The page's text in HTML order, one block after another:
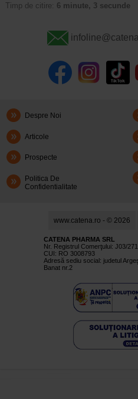
Timp de citire: 6 minute, 3 secunde
Despre Noi
Articole
Prospecte
Politica De
Confidentialitate
www.catena.ro - © 2026
CATENA PHARMA SRL
Nr. Registrul Comerţului: J03/
CUI: RO 3008793
Adresă sediu social: judetul
Banat nr.2